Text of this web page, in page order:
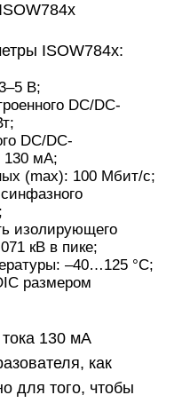
ISOW784x:
В;
DC/DC-
DC/DC-
130 мА;
(max): 100 Мбит/с;
изолирующего
кВ в пике;
–40…125 °C;
размером
130 мА
как
для того, чтобы